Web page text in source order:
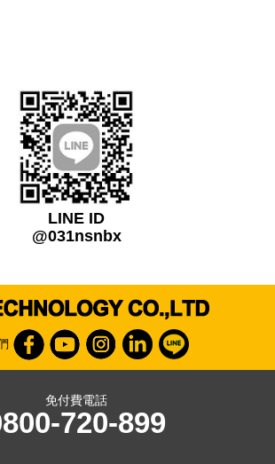
LINE ID
@031nsnbx
免付費電話
720-899